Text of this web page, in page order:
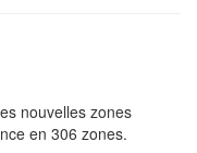
nouvelles zones
en 306 zones.